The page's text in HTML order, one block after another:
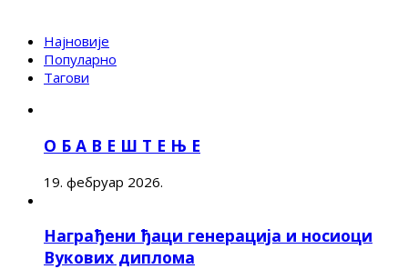
Најновије
Популарно
Тагови
О Б А В Е Ш Т Е Њ Е
19. фебруар 2026.
Награђени ђаци генерација и носиоци
Вукових диплома